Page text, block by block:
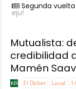
Segunda
eju!
Mutualista:
credibilidad
Mamén
El Deber Local